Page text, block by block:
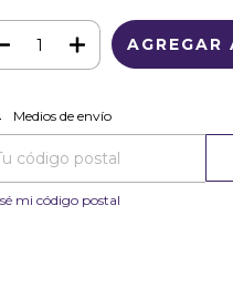
para el CP:
Medios de envío
mi código postal